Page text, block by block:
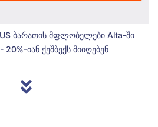
ბარათის მფლობელები Alta-ში
იან ქეშბექს მიიღებენ